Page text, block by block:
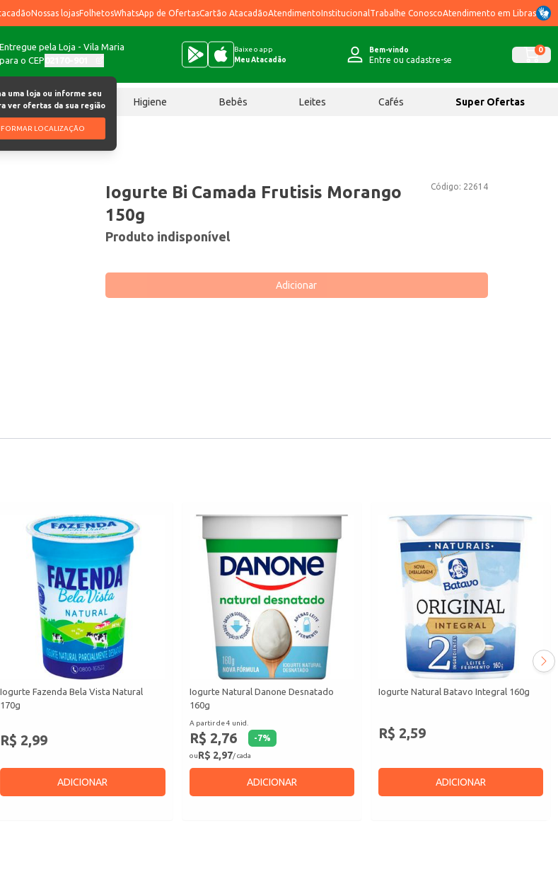
Nossas lojasFolhetosWhatsApp de OfertasCartão AtacadãoAtendimentoInstitucional Trabalhe ConoscoAtendimento em Libras
Entregue pela Loja - Vila Maria
para o CEP
uma loja ou informe seu
ver ofertas da sua região
LOCALIZAÇÃO
Baixe o app
Meu Atacadão
Bem-vindo
Entre ou cadastre-se
0
Chocolates Higiene Bebês Leites Cafés Super Ofertas
150g
Código: 22614
Iogurte Bi Camada Frutisis Morango
150g
Produto indisponível
Adicionar
Iogurte Fazenda Bela Vista Natural
170g
R$ 2,99
ADICIONAR
Iogurte Natural Danone Desnatado
160g
A partir de 4 unid.
R$ 2,76 -7%
ouR$ 2,97/ cada
ADICIONAR
Iogurte Natural Batavo Integral 160g
R$ 2,59
ADICIONAR